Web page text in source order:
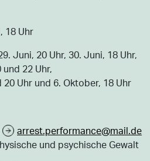
18 Uhr
Juni, 20 Uhr, 30. Juni, 18 Uhr,
22 Uhr,
20 Uhr und 6. Oktober, 18 Uhr
arrest.performance@mail.de
und psychische Gewalt